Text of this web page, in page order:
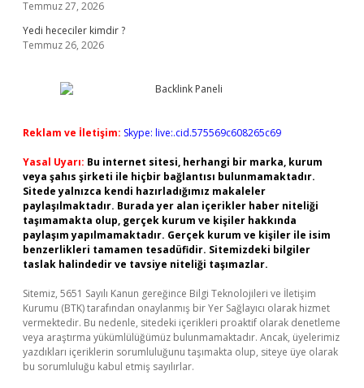
Temmuz 27, 2026
Yedi hececiler kimdir ?
Temmuz 26, 2026
Reklam ve İletişim: Skype: live:.cid.575569c608265c69
Yasal Uyarı: Bu internet sitesi, herhangi bir marka, kurum
veya şahıs şirketi ile hiçbir bağlantısı bulunmamaktadır.
Sitede yalnızca kendi hazırladığımız makaleler
paylaşılmaktadır. Burada yer alan içerikler haber niteliği
taşımamakta olup, gerçek kurum ve kişiler hakkında
paylaşım yapılmamaktadır. Gerçek kurum ve kişiler ile isim
benzerlikleri tamamen tesadüfidir. Sitemizdeki bilgiler
taslak halindedir ve tavsiye niteliği taşımazlar.
Sitemiz, 5651 Sayılı Kanun gereğince Bilgi Teknolojileri ve İletişim
Kurumu (BTK) tarafından onaylanmış bir Yer Sağlayıcı olarak hizmet
vermektedir. Bu nedenle, sitedeki içerikleri proaktif olarak denetleme
veya araştırma yükümlülüğümüz bulunmamaktadır. Ancak, üyelerimiz
yazdıkları içeriklerin sorumluluğunu taşımakta olup, siteye üye olarak
bu sorumluluğu kabul etmiş sayılırlar.